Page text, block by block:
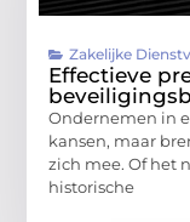
Zakelijke
Effectieve
Ondernemen in
kansen, maar
zich mee. Of het
historische